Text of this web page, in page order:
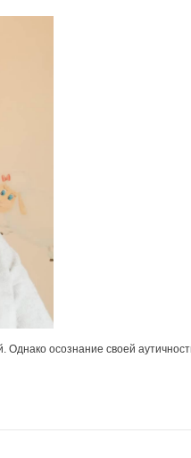
Однако осознание своей